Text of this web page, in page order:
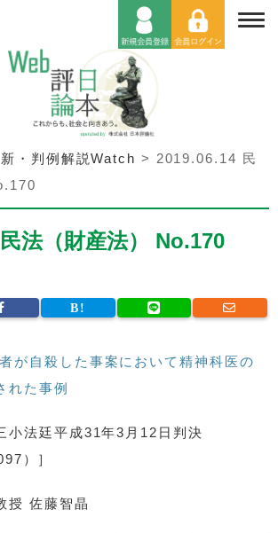
新・判例解説Watch > 2019.06.14 民
法（財産法） No.170
が自殺した事案において精神科医の
れた事例
小法廷平成31年3月12日判決
）］
授 佐藤智晶